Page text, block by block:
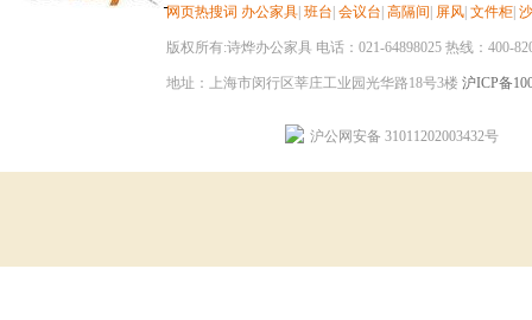
网页热搜词 办公家具 班台 会议台 高隔间 屏风 文件柜
版权所有:诗烨办公家具 电话：021-64898025 热线：400-
地址：上海市闵行区莘庄工业园光华路18号3楼 沪ICP备
沪公网安备 31011202003432号